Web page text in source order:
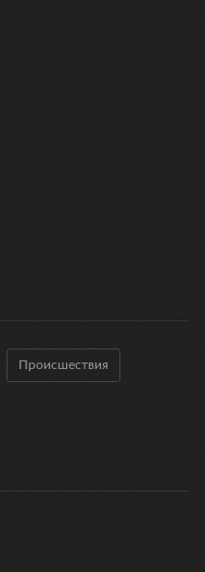
Происшествия